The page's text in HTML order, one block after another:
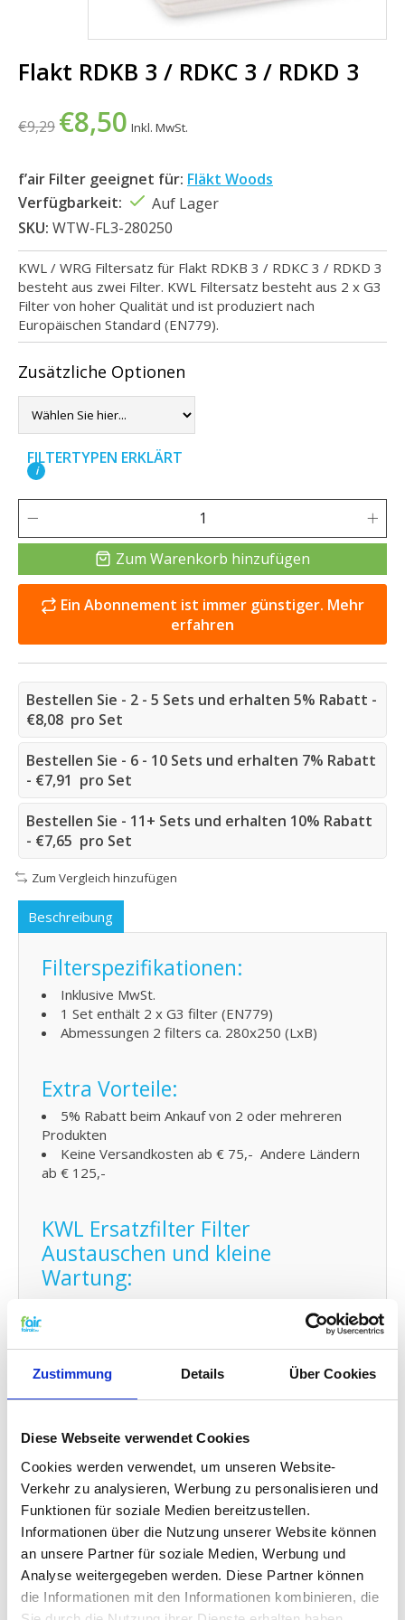
Zustimmung Details Über Cookies
Diese Webseite verwendet Cookies
Cookies werden verwendet, um unseren Website-
Verkehr zu analysieren, Werbung zu personalisieren und
Funktionen für soziale Medien bereitzustellen.
Informationen über die Nutzung unserer Website können
an unsere Partner für soziale Medien, Werbung und
Analyse weitergegeben werden. Diese Partner können
die Informationen mit den Informationen kombinieren, die
Flakt RDKB 3 / RDKC 3 / RDKD 3
€9,29 €8,50 Inkl. MwSt.
f’air Filter geeignet für: Fläkt Woods
Verfügbarkeit:
Auf Lager
SKU: WTW-FL3-280250
KWL / WRG Filtersatz für Flakt RDKB 3 / RDKC 3 / RDKD 3
besteht aus zwei Filter. KWL Filtersatz besteht aus 2 x G3
Filter von hoher Qualität und ist produziert nach
Europäischen Standard (EN779).
Zusätzliche Optionen
FILTERTYPEN ERKLÄRT
i
Zum Warenkorb hinzufügen
Ein Abonnement ist immer günstiger. Mehr
erfahren
Bestellen Sie - 2 - 5 Sets und erhalten 5% Rabatt -
€8,08 pro Set
Bestellen Sie - 6 - 10 Sets und erhalten 7% Rabatt
- €7,91 pro Set
Bestellen Sie - 11+ Sets und erhalten 10% Rabatt
- €7,65 pro Set
Zum Vergleich hinzufügen
Beschreibung
Filterspezifikationen:
Inklusive MwSt.
1 Set enthält 2 x G3 filter (EN779)
Abmessungen 2 filters ca. 280x250 (LxB)
Extra Vorteile:
5% Rabatt beim Ankauf von 2 oder mehreren
Produkten
Keine Versandkosten ab € 75,- Andere Ländern
ab € 125,-
KWL Ersatzfilter Filter
Austauschen und kleine
Wartung:
können Sie auf einfache Weise selber austauschen
Wohnraumlüftung (KWL) Element anbringen.
Schauen Sie dafür auf
unsereGebrauchsanleitungfür den Austausch Ihres
kleineWartungen selber durchführen
G4 Qualität zu einem G3 Preis:
f'air G3 Filter haben eine Auffangkapazität von 92%.
Die Auffangkapazität eines G3 Filters muss den
festgelegten EN779 Standards entsprechend
zwischen 80% und 90% betragen. Das bedeutet
konkret das f'air G3 Filter eine höhere Effizienz